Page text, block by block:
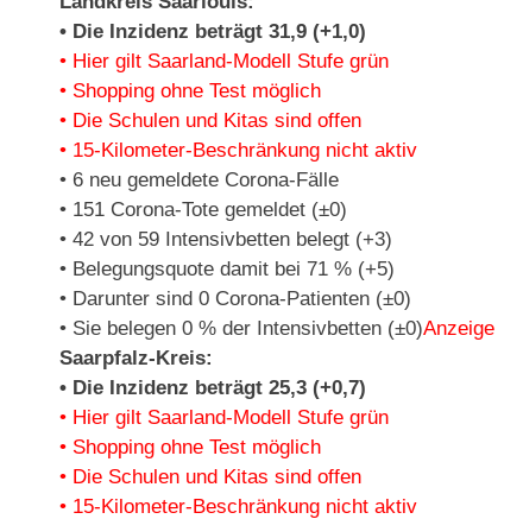
• Die Inzidenz beträgt 31,9 (+1,0)
• Hier gilt Saarland-Modell Stufe grün
• Shopping ohne Test möglich
• Die Schulen und Kitas sind offen
• 15-Kilometer-Beschränkung nicht aktiv
• 6 neu gemeldete Corona-Fälle
• 151 Corona-Tote gemeldet (±0)
• 42 von 59 Intensivbetten belegt (+3)
• Belegungsquote damit bei 71 % (+5)
• Darunter sind 0 Corona-Patienten (±0)
• Sie belegen 0 % der Intensivbetten (±0)Anzeige
Saarpfalz-Kreis:
• Die Inzidenz beträgt 25,3 (+0,7)
• Hier gilt Saarland-Modell Stufe grün
• Shopping ohne Test möglich
• Die Schulen und Kitas sind offen
• 15-Kilometer-Beschränkung nicht aktiv